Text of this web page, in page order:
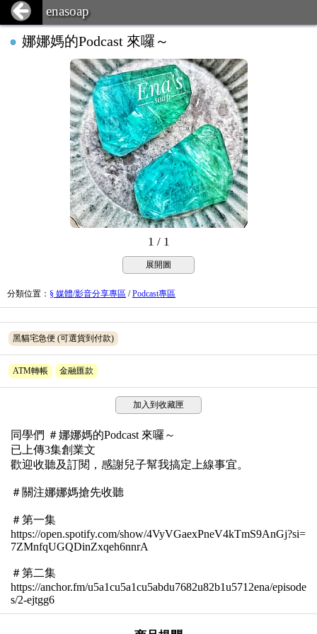
enasoap
娜娜媽的Podcast 來囉～
1 / 1
展開圖
分類位置 ： § 媒體/影音分享專區 /Podcast專區
黑貓宅急便 (可選貨到付款)
ATM轉帳 金融匯款
加入到收藏匣
同學們 ＃娜娜媽的Podcast 來囉～
已上傳3集創業文
歡迎收聽及訂閱，感謝兒子幫我搞定上線事宜。
＃關注娜娜媽搶先收聽
＃第一集
https://open.spotify.com/show/4VyVGaexPneV4kTmS9AnGj?si=
7ZMnfqUGQDinZxqeh6nnrA
＃第二集
https://anchor.fm/u5a1cu5a1cu5abdu7682u82b1u5712ena/episode
s/2-ejtgg6